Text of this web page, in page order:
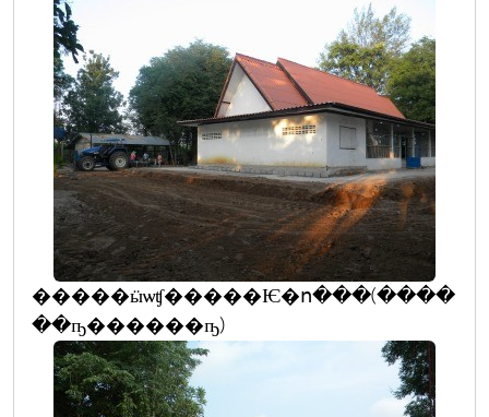
�����ӹѡʧ�����Ѥ�ո���(����
��ҧ������ҧ)